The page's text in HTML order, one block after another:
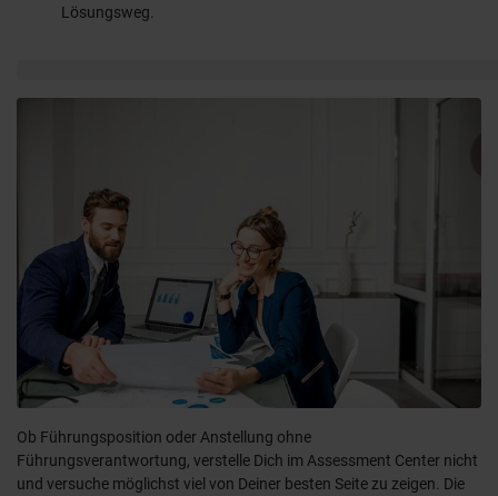
Lösungsweg.
Ob Führungsposition oder Anstellung ohne
Führungsverantwortung, verstelle Dich im Assessment Center nicht
und versuche möglichst viel von Deiner besten Seite zu zeigen. Die